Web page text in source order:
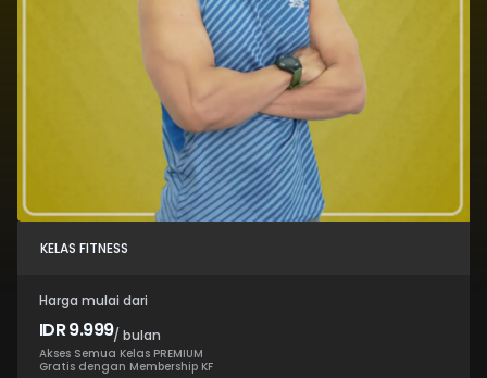
KELAS FITNESS
Harga mulai dari
IDR 9.999/ bulan
Akses Semua Kelas PREMIUM
Gratis dengan Membership KF